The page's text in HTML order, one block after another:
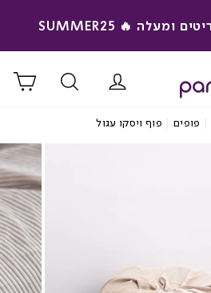
התחבר/י חיפוש
| פופים | פוף ויסקו עגול